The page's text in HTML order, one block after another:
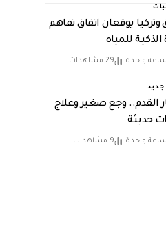
وتركيا يوقعان اتفاق تفاهم
الذكية للمياه
واحدة 29 مشاهدات
جديد
القدم.. وجع صغير وعلاج
حديثة
واحدة 9 مشاهدات